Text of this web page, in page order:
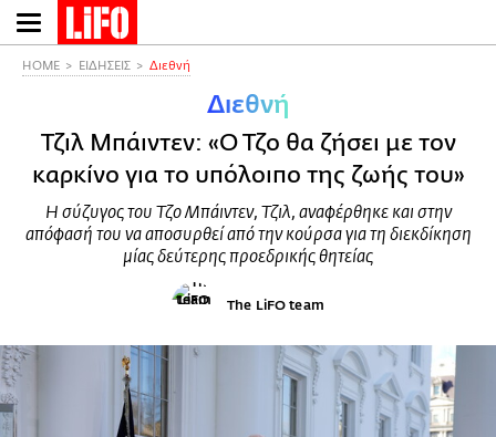
Παράκαμψη
προς
HOME ΕΙΔΗΣΕΙΣ Διεθνή
Διεθνή
Τζιλ Μπάιντεν: «Ο Τζο θα ζήσει με τον
καρκίνο για το υπόλοιπο της ζωής του»
Η σύζυγος του Τζο Μπάιντεν, Τζιλ, αναφέρθηκε και στην
απόφασή του να αποσυρθεί από την κούρσα για τη διεκδίκηση
μίας δεύτερης προεδρικής θητείας
The LiFO team